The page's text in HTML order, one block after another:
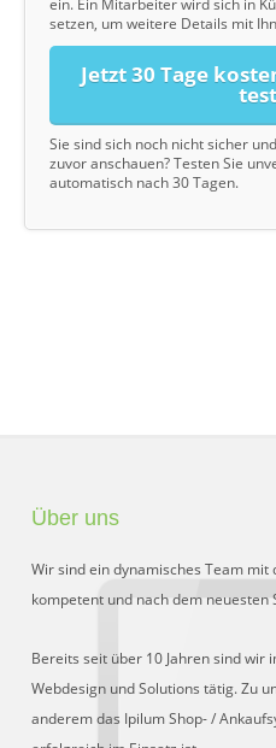
ein. Ein Mitarbeiter wird sich in
setzen, um weitere Details mit
Jetzt 30 Tage
Sie sind sich noch nicht sicher
zuvor anschauen? Testen Sie
automatisch nach 30 Tagen.
Über uns
Wir sind ein dynamisches Team mit
kompetent und nach dem
Bereits seit über 10 Jahren sind
Webdesign und Solutions tätig. Zu
anderem das Ipilum Shop- /